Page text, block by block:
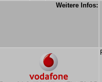
Weitere Infos: